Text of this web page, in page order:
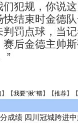
犯规，你说
结束时金德
罚点球，当
后金德主帅
”
】【我要“揪”错】【推荐】
成绩 四川冠城跨进